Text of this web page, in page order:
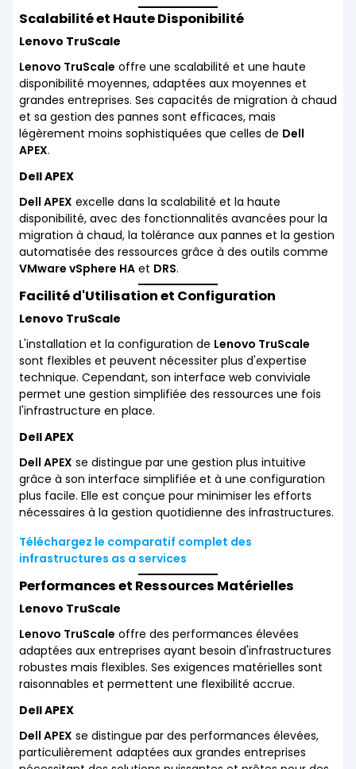
Scalabilité et Haute Disponibilité
Lenovo TruScale
Lenovo TruScale offre une scalabilité et une haute
disponibilité moyennes, adaptées aux moyennes et
grandes entreprises. Ses capacités de migration à chaud
et sa gestion des pannes sont efficaces, mais
légèrement moins sophistiquées que celles de Dell
APEX.
Dell APEX
Dell APEX excelle dans la scalabilité et la haute
disponibilité, avec des fonctionnalités avancées pour la
migration à chaud, la tolérance aux pannes et la gestion
automatisée des ressources grâce à des outils comme
VMware vSphere HA et DRS.
Facilité d'Utilisation et Configuration
Lenovo TruScale
L'installation et la configuration de Lenovo TruScale
sont flexibles et peuvent nécessiter plus d'expertise
technique. Cependant, son interface web conviviale
permet une gestion simplifiée des ressources une fois
l'infrastructure en place.
Dell APEX
Dell APEX se distingue par une gestion plus intuitive
grâce à son interface simplifiée et à une configuration
plus facile. Elle est conçue pour minimiser les efforts
nécessaires à la gestion quotidienne des infrastructures.
Téléchargez le comparatif complet des
infrastructures as a services
Performances et Ressources Matérielles
Lenovo TruScale
Lenovo TruScale offre des performances élevées
adaptées aux entreprises ayant besoin d'infrastructures
robustes mais flexibles. Ses exigences matérielles sont
raisonnables et permettent une flexibilité accrue.
Dell APEX
Dell APEX se distingue par des performances élevées,
particulièrement adaptées aux grandes entreprises